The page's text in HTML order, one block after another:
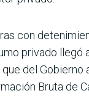
con
privado llegó
del Gobierno
Bruta de